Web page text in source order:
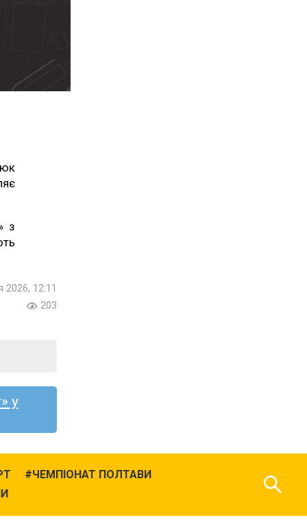
з
2026, 12:11
203
у
ЧЕМПІОНАТ ПОЛТАВИ